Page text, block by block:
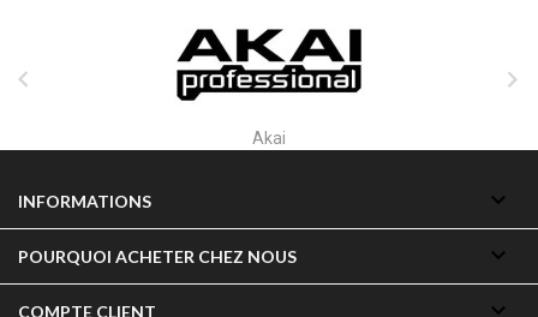

Akai

INFORMATIONS 
POURQUOI ACHETER CHEZ NOUS 
COMPTE CLIENT